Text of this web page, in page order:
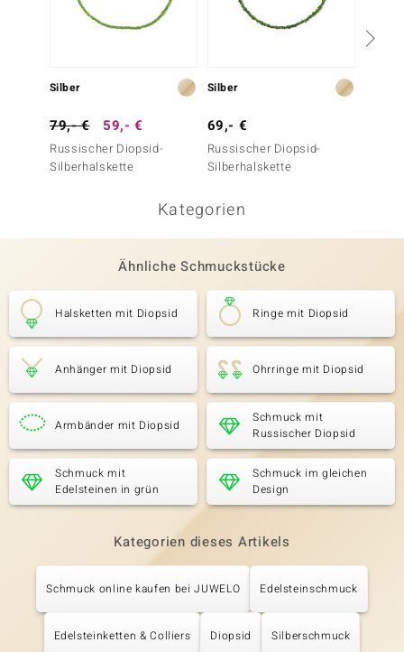
Silber
79,- € 59,- €
Russischer Diopsid-
Silberhalskette
Silber
69,- €
Russischer Diopsid-
Silberhalskette
Kategorien
Ähnliche Schmuckstücke
Halsketten mit Diopsid Ringe mit Diopsid
Anhänger mit Diopsid Ohrringe mit Diopsid
Armbänder mit Diopsid
Schmuck mit
Russischer Diopsid
Schmuck mit
Edelsteinen in grün
Schmuck im gleichen
Design
Kategorien dieses Artikels
Schmuck online kaufen bei JUWELO Edelsteinschmuck
Edelsteinketten & Colliers Diopsid Silberschmuck